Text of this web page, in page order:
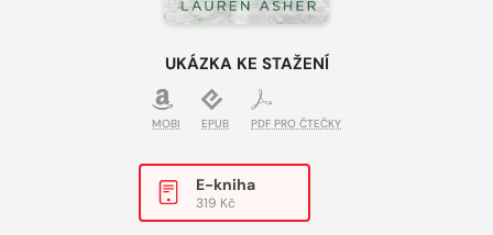
UKÁZKA KE STAŽENÍ
MOBI EPUB PDF PRO ČTEČKY
E-kniha
319 Kč